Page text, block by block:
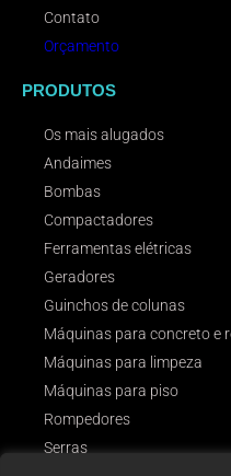
Contato
Orçamento
PRODUTOS
Os mais alugados
Andaimes
Bombas
Compactadores
Ferramentas elétricas
Geradores
Guinchos de colunas
Máquinas para concreto e
Máquinas para limpeza
Máquinas para piso
Rompedores
Serras